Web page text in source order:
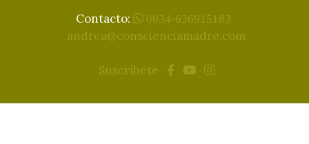
Contacto: 0034-636915183
andrea@conscienciamadre.com
Suscríbete